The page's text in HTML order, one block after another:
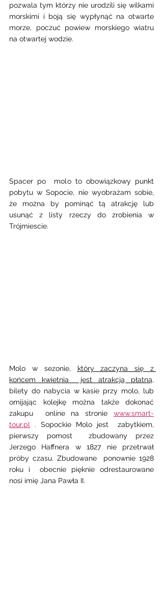
pozwala tym którzy nie urodzili się wilkami
morskimi i boją się wypłynąć na otwarte
morze, poczuć powiew morskiego wiatru
na otwartej wodzie.
Spacer po  molo to obowiązkowy punkt
pobytu w Sopocie, nie wyobrażam sobie,
że można by pominąć tą atrakcję lub
usunąć z listy rzeczy do zrobienia w
Trójmiescie.
Molo w sezonie, który zaczyna się z
końcem kwietnia  jest atrakcją płatną,
bilety do nabycia w kasie przy molo, lub
omijając kolejkę można także dokonać
zakupu  online na stronie www.smart-
tour.pl
. Sopockie Molo jest  zabytkiem,
pierwszy pomost  zbudowany przez
Jerzego Haffnera w 1827 nie przetrwał
próby czasu. Zbudowane  ponownie 1928
roku i  obecnie pięknie odrestaurowane
nosi imię Jana Pawła II.